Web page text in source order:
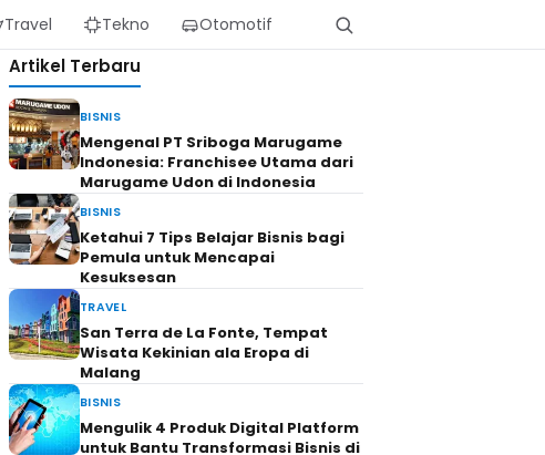
Travel Tekno Otomotif
Artikel Terbaru
BISNIS
Mengenal PT Sriboga Marugame
Indonesia: Franchisee Utama dari
Marugame Udon di Indonesia
BISNIS
Ketahui 7 Tips Belajar Bisnis bagi
Pemula untuk Mencapai
Kesuksesan
TRAVEL
San Terra de La Fonte, Tempat
Wisata Kekinian ala Eropa di
Malang
BISNIS
Mengulik 4 Produk Digital Platform
untuk Bantu Transformasi Bisnis di